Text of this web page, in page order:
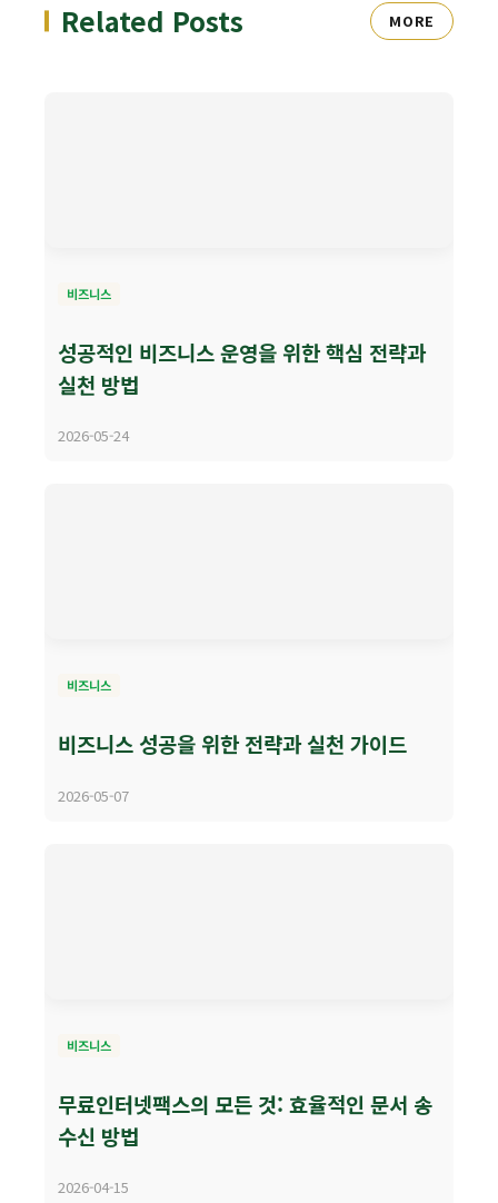
Related Posts MORE
비즈니스
성공적인 비즈니스 운영을 위한 핵심 전략과
실천 방법
2026-05-24
비즈니스
비즈니스 성공을 위한 전략과 실천 가이드
2026-05-07
비즈니스
무료인터넷팩스의 모든 것: 효율적인 문서 송
수신 방법
2026-04-15